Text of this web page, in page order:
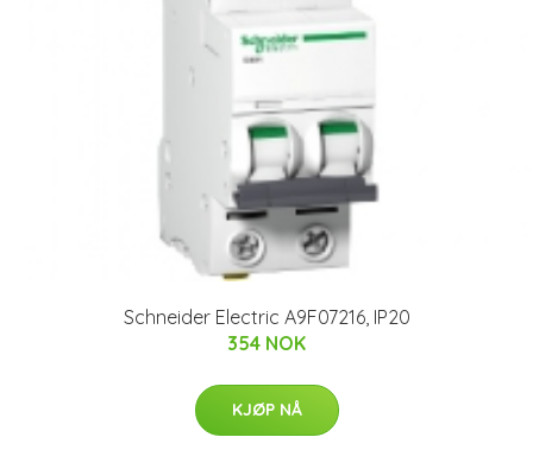
Schneider Electric A9F07216, IP20
354 NOK
KJØP NÅ